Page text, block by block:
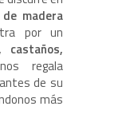
madera
por un
castaños,
regala
de su
más